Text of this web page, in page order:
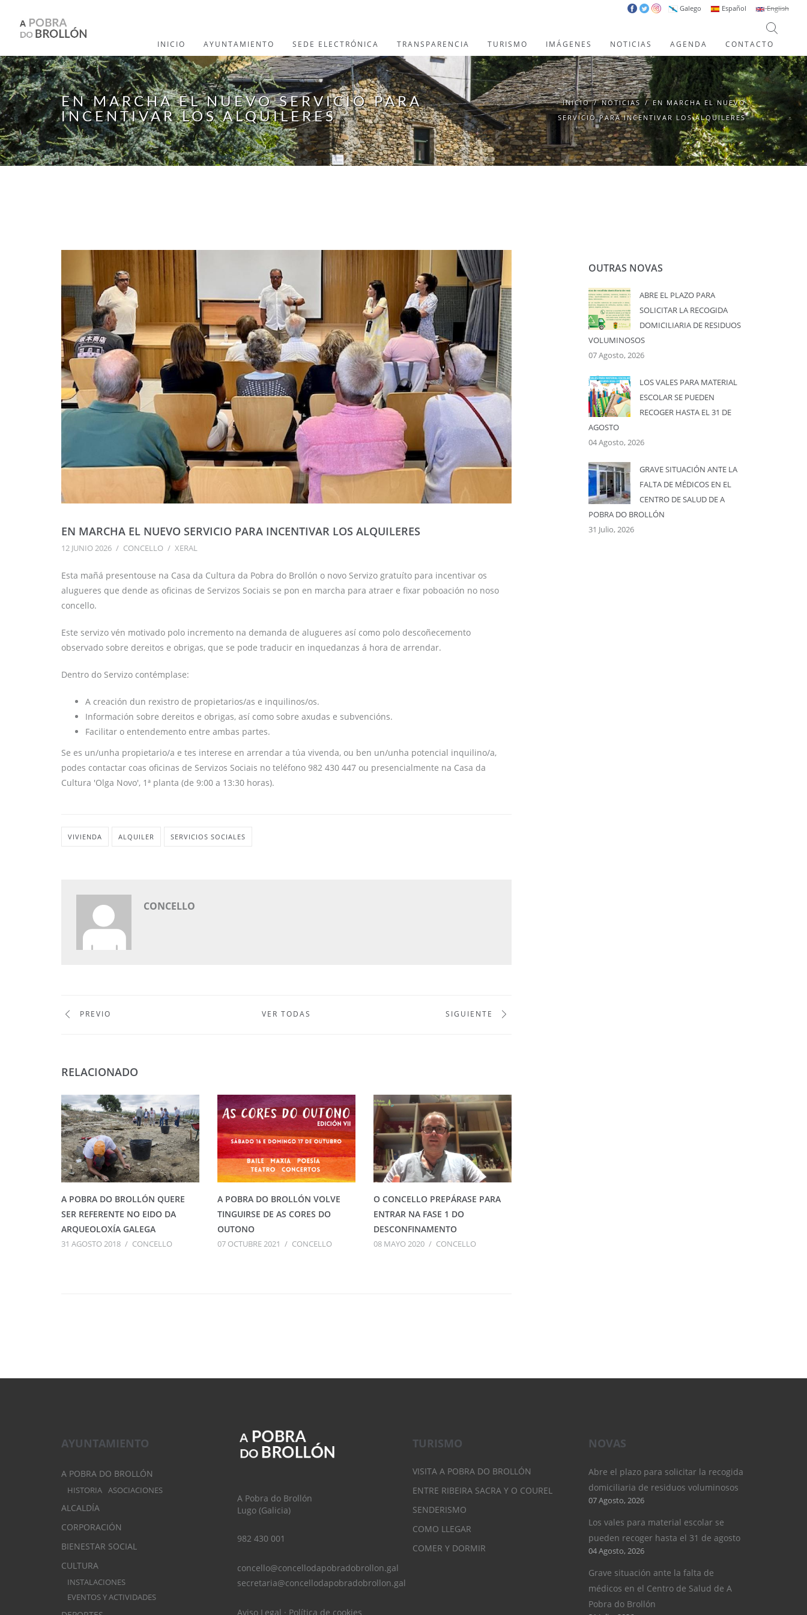
Galego Español English
INICIO AYUNTAMIENTO SEDE ELECTRÓNICA TRANSPARENCIA TURISMO IMÁGENES NOTICIAS AGENDA CONTACTO
EN MARCHA EL NUEVO SERVICIO PARA
INCENTIVAR LOS ALQUILERES
INICIO / NOTICIAS / EN MARCHA EL NUEVO
SERVICIO PARA INCENTIVAR LOS ALQUILERES
EN MARCHA EL NUEVO SERVICIO PARA INCENTIVAR LOS ALQUILERES
12 JUNIO 2026 / CONCELLO / XERAL
Esta mañá presentouse na Casa da Cultura da Pobra do Brollón o novo Servizo gratuíto para incentivar os
alugueres que dende as oficinas de Servizos Sociais se pon en marcha para atraer e fixar poboación no noso
concello.
Este servizo vén motivado polo incremento na demanda de alugueres así como polo descoñecemento
observado sobre dereitos e obrigas, que se pode traducir en inquedanzas á hora de arrendar.
Dentro do Servizo contémplase:
A creación dun rexistro de propietarios/as e inquilinos/os.
Información sobre dereitos e obrigas, así como sobre axudas e subvencións.
Facilitar o entendemento entre ambas partes.
Se es un/unha propietario/a e tes interese en arrendar a túa vivenda, ou ben un/unha potencial inquilino/a,
podes contactar coas oficinas de Servizos Sociais no teléfono 982 430 447 ou presencialmente na Casa da
Cultura 'Olga Novo', 1ª planta (de 9:00 a 13:30 horas).
VIVIENDA ALQUILER SERVICIOS SOCIALES
CONCELLO
PREVIO VER TODAS SIGUIENTE
RELACIONADO
A POBRA DO BROLLÓN QUERE
SER REFERENTE NO EIDO DA
ARQUEOLOXÍA GALEGA
31 AGOSTO 2018 / CONCELLO
A POBRA DO BROLLÓN VOLVE
TINGUIRSE DE AS CORES DO
OUTONO
07 OCTUBRE 2021 / CONCELLO
O CONCELLO PREPÁRASE PARA
ENTRAR NA FASE 1 DO
DESCONFINAMENTO
08 MAYO 2020 / CONCELLO
OUTRAS NOVAS
ABRE EL PLAZO PARA
SOLICITAR LA RECOGIDA
DOMICILIARIA DE RESIDUOS
VOLUMINOSOS
07 Agosto, 2026
LOS VALES PARA MATERIAL
ESCOLAR SE PUEDEN
RECOGER HASTA EL 31 DE
AGOSTO
04 Agosto, 2026
GRAVE SITUACIÓN ANTE LA
FALTA DE MÉDICOS EN EL
CENTRO DE SALUD DE A
POBRA DO BROLLÓN
31 Julio, 2026
AYUNTAMIENTO
A POBRA DO BROLLÓN
HISTORIA ASOCIACIONES
ALCALDÍA
CORPORACIÓN
BIENESTAR SOCIAL
CULTURA
INSTALACIONES
EVENTOS Y ACTIVIDADES
A Pobra do Brollón
Lugo (Galicia)
982 430 001
concello@concellodapobradobrollon.gal
secretaria@concellodapobradobrollon.gal
Aviso Legal · Política de cookies
TURISMO
VISITA A POBRA DO BROLLÓN
ENTRE RIBEIRA SACRA Y O COUREL
SENDERISMO
COMO LLEGAR
COMER Y DORMIR
NOVAS
Abre el plazo para solicitar la recogida
domiciliaria de residuos voluminosos
07 Agosto, 2026
Los vales para material escolar se
pueden recoger hasta el 31 de agosto
04 Agosto, 2026
Grave situación ante la falta de
médicos en el Centro de Salud de A
Pobra do Brollón